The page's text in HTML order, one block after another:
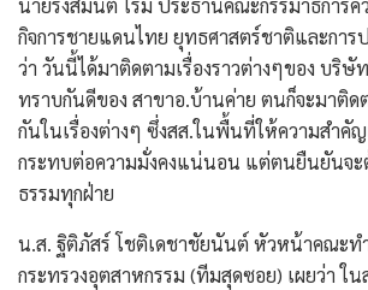
กิจการชายแดนไทย ยุทธศาสตร์ชาติและการ
ว่า วันนี้ได้มาติดตามเรื่องราวต่างๆของ บริษั
ทราบกันดีของ สาขาอ.บ้านค่าย ตนก็จะมาติ
กันในเรื่องต่างๆ ซึ่งสส.ในพื้นที่ให้ความสำคั
กระทบต่อความมั่งคงแน่นอน แต่ตนยืนยันจะ
ธรรมทุกฝ่าย
น.ส. ฐิติภัสร์ โชติเดชาชัยนันต์ หัวหน้าคณะท
กระทรวงอุตสาหกรรม (ทีมสุดซอย) เผยว่า ใน